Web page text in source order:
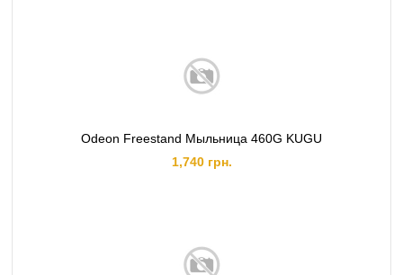
Odeon Freestand Мыльница 460G KUGU
1,740 грн.